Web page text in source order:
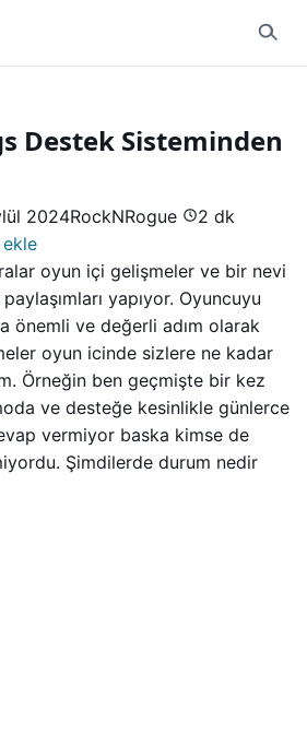
Destek Sisteminden
2024RockNRogue
2 dk
oyun içi gelişmeler ve bir nevi
yapıyor. Oyuncuyu
önemli ve değerli adım olarak
oyun icinde sizlere ne kadar
Örneğin ben geçmişte bir kez
ve desteğe kesinlikle günlerce
vermiyor baska kimse de
Şimdilerde durum nedir